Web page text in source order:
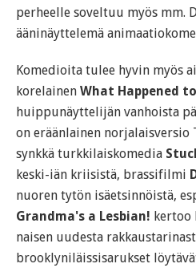
perheelle soveltuu myös mm.
ääninäyttelemä
Komedioita tulee hyvin myös
korelainen What Happened
huippunäyttelijän vanhoista
on eräänlainen norjalaisversio
synkkä turkkilaiskomedia
keski-iän kriisistä, brassifilmi
nuoren tytön isäetsinnöistä,
Grandma's a Lesbian! kertoo
naisen uudesta
brooklyniläissisarukset